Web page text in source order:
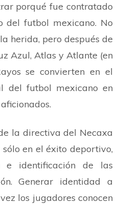
porqué fue contratado
del futbol mexicano. No
herida, pero después de
Azul, Atlas y Atlante (en
se convierten en el
del futbol mexicano en
la directiva del Necaxa
en el éxito deportivo,
identificación de las
Generar identidad a
los jugadores conocen